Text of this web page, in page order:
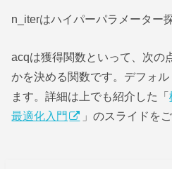
n_iterはハイパーパラメーター
acqは獲得関数といって、次の
かを決める関数です。デフォ
ます。詳細は上でも紹介した「
最適化入門
」のスライドを